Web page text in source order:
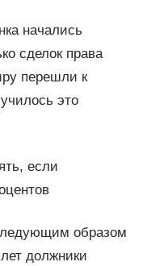
начались
сделок права
перешли к
это
если
образом
должники